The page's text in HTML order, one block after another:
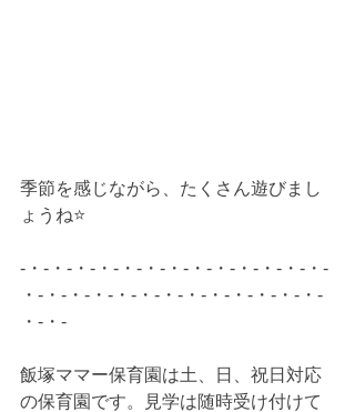
季節を感じながら、たくさん遊びまし
ょうね⭐
-・-・-・-・-・-・-・-・-・-・-・-・-・-
・-・-・-・-・-・-・-・-・-・-・-・-・-
・-・-
飯塚ママー保育園は土、日、祝日対応
の保育園です。見学は随時受け付けて